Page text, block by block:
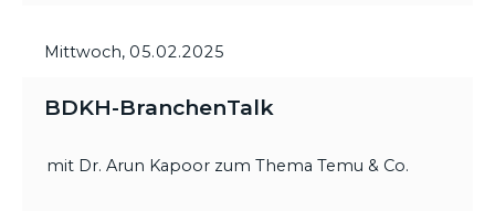
Mittwoch, 05.02.2025
BDKH-BranchenTalk
mit Dr. Arun Kapoor zum Thema Temu & Co.